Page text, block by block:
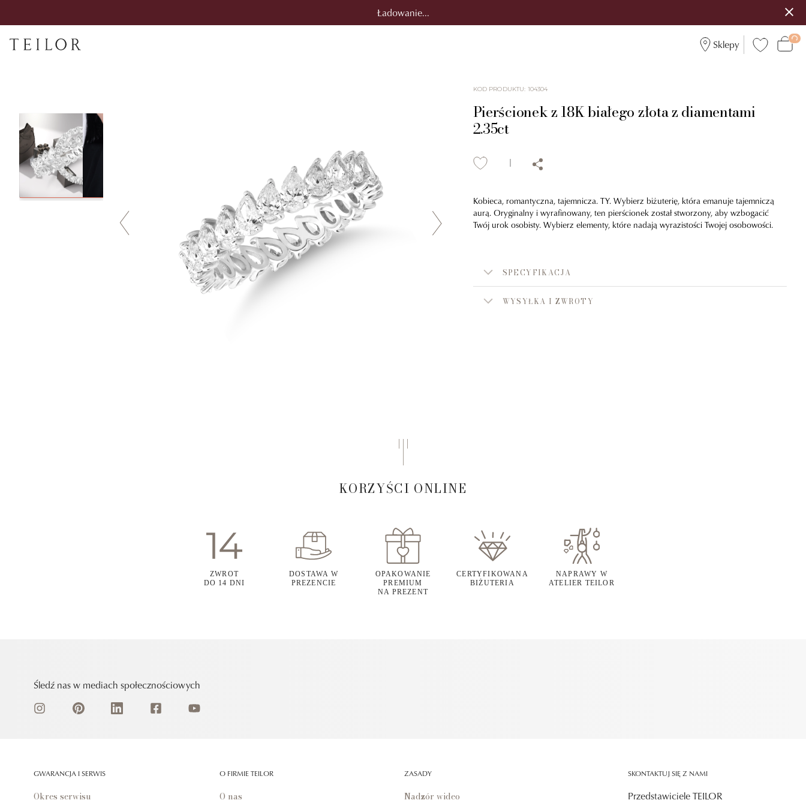
Ładowanie...
Sklepy
KOD PRODUKTU: 104304
Pierścionek z 18K białego złota z diamentami
2.35ct
Kobieca, romantyczna, tajemnicza. TY. Wybierz biżuterię, która emanuje tajemniczą
aurą. Oryginalny i wyrafinowany, ten pierścionek został stworzony, aby wzbogacić
Twój urok osobisty. Wybierz elementy, które nadają wyrazistości Twojej osobowości.
SPECYFIKACJA
WYSYŁKA I ZWROTY
KORZYŚCI ONLINE
ZWROT
DO 14 DNI
DOSTAWA W
PREZENCIE
OPAKOWANIE
PREMIUM
NA PREZENT
CERTYFIKOWANA
BIŻUTERIA
NAPRAWY W
ATELIER TEILOR
Śledź nas w mediach społecznościowych
GWARANCJA I SERWIS
Okres serwisu
O FIRMIE TEILOR
O nas
ZASADY
Nadzór wideo
SKONTAKTUJ SIĘ Z NAMI
Przedstawiciele TEILOR